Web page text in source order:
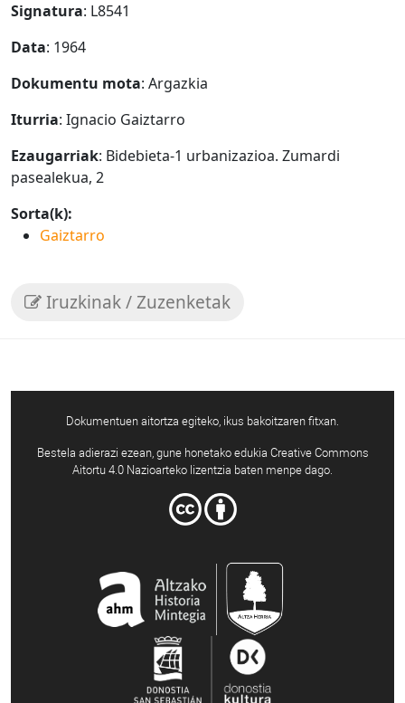
Signatura: L8541
Data: 1964
Dokumentu mota: Argazkia
Iturria: Ignacio Gaiztarro
Ezaugarriak: Bidebieta-1 urbanizazioa. Zumardi
pasealekua, 2
Sorta(k):
Gaiztarro
Iruzkinak / Zuzenketak
Dokumentuen aitortza egiteko, ikus bakoitzaren fitxan.
Bestela adierazi ezean, gune honetako edukia Creative Commons
Aitortu 4.0 Nazioarteko lizentzia baten menpe dago.